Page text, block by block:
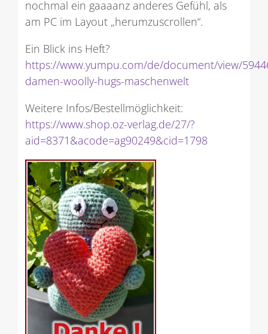
nochmal ein gaaaanz anderes Gefühl, als
am PC im Layout „herumzuscrollen“.
Ein Blick ins Heft?
https://www.yumpu.com/de/document/view/
damen-woolly-hugs-maschenwelt
Weitere Infos/Bestellmöglichkeit:
https://www.shop.oz-verlag.de/27/?
aid=8371&acode=ag90249&cid=1798